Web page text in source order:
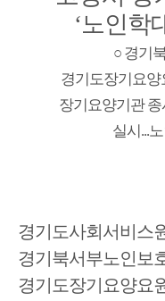
‘노인학
○ 경기
경기도장기요양
장기요양기관
실시...
경기도사회서비스
경기북서부노인보
경기도장기요양요